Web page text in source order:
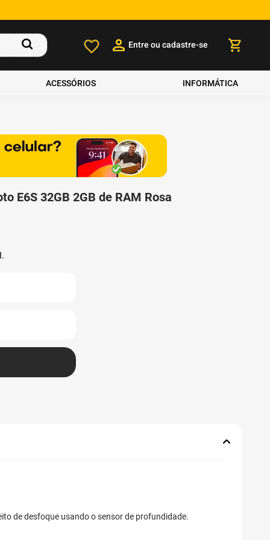
Entre ou cadastre-se
ACESSÓRIOS INFORMÁTICA
E6S 32GB 2GB de RAM Rosa
de desfoque usando o sensor de profundidade.